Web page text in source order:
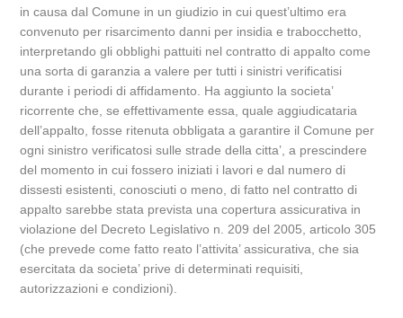
in causa dal Comune in un giudizio in cui quest’ultimo era
convenuto per risarcimento danni per insidia e trabocchetto,
interpretando gli obblighi pattuiti nel contratto di appalto come
una sorta di garanzia a valere per tutti i sinistri verificatisi
durante i periodi di affidamento. Ha aggiunto la societa’
ricorrente che, se effettivamente essa, quale aggiudicataria
dell’appalto, fosse ritenuta obbligata a garantire il Comune per
ogni sinistro verificatosi sulle strade della citta’, a prescindere
del momento in cui fossero iniziati i lavori e dal numero di
dissesti esistenti, conosciuti o meno, di fatto nel contratto di
appalto sarebbe stata prevista una copertura assicurativa in
violazione del Decreto Legislativo n. 209 del 2005, articolo 305
(che prevede come fatto reato l’attivita’ assicurativa, che sia
esercitata da societa’ prive di determinati requisiti,
autorizzazioni e condizioni).